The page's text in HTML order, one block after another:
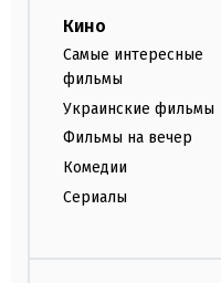
Кино
Самые интересные
фильмы
Украинские фильмы
Фильмы на вечер
Комедии
Сериалы